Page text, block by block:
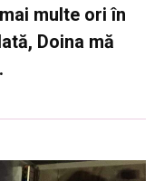
multe ori în
Doina mă